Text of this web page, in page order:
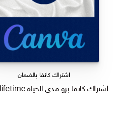
اشتراك كانفا بالضمان
اشتراك كانفا برو مدى الحياة Canva Pro lifetime